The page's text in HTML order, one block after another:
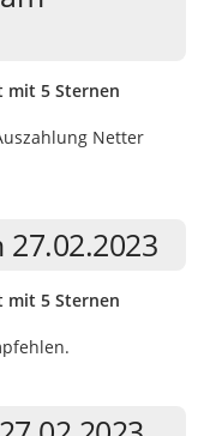
5 Sternen
Netter
27.02.2023
5 Sternen